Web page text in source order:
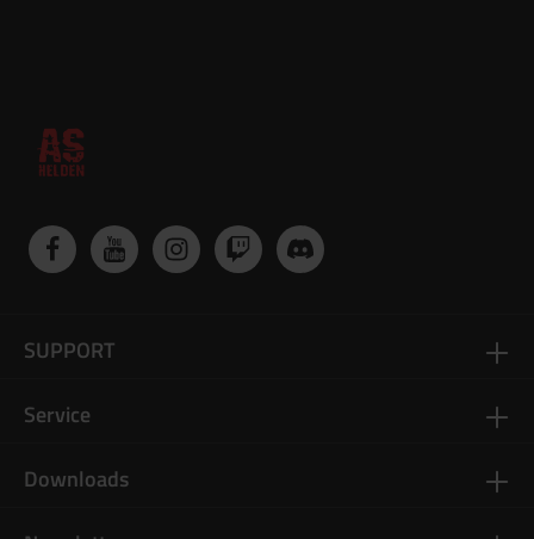
SUPPORT
Service
Downloads